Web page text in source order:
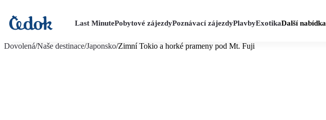
Last MinutePobytové zájezdyPoznávací zájezdyPlavbyExotikaDalší nabídka
Dovolená/Naše destinace/Japonsko/Zimní Tokio a horké prameny pod Mt. Fuji